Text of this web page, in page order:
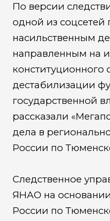
По версии
одной из соцсетей
насильственным
направленным на
конституционного
дестабилизации
государственной
рассказали
дела в
России по
Следственное
ЯНАО на
России по